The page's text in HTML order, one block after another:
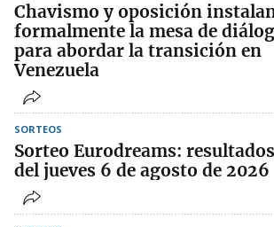
Chavismo y oposición
formalmente la mesa de
para abordar la transición en
Venezuela
SORTEOS
Sorteo Eurodreams: resultados
del jueves 6 de agosto de 2026